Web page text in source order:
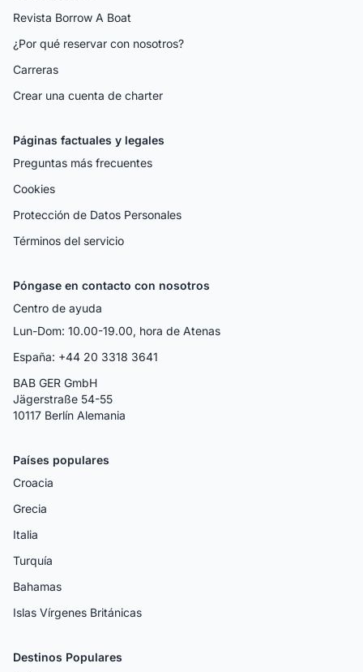
Revista Borrow A Boat
¿Por qué reservar con nosotros?
Carreras
Crear una cuenta de charter
Páginas factuales y legales
Preguntas más frecuentes
Cookies
Protección de Datos Personales
Términos del servicio
Póngase en contacto con nosotros
Centro de ayuda
Lun-Dom: 10.00-19.00, hora de Atenas
España: +44 20 3318 3641
BAB GER GmbH
Jägerstraße 54-55
10117 Berlín Alemania
Países populares
Croacia
Grecia
Italia
Turquía
Bahamas
Islas Vírgenes Británicas
Destinos Populares